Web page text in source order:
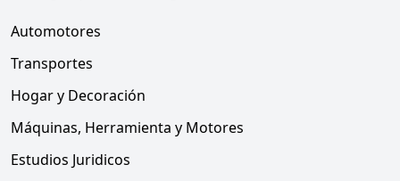
Automotores
Transportes
Hogar y Decoración
Máquinas, Herramienta y Motores
Estudios Juridicos